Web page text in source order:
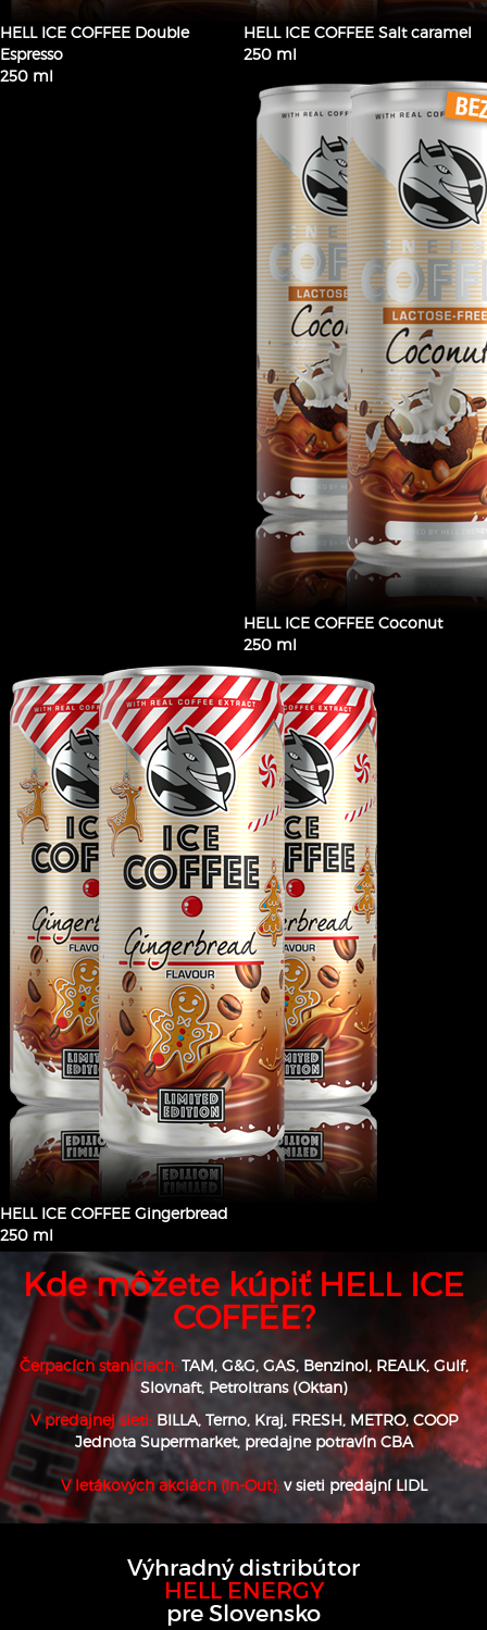
HELL ICE COFFEE Double
Espresso
250 ml
HELL ICE COFFEE Salt caramel
250 ml
HELL ICE COFFEE Coconut
250 ml
HELL ICE COFFEE Gingerbread
250 ml
Kde môžete kúpiť HELL ICE
COFFEE?
Čerpacích staniciach: TAM, G&G, GAS, Benzinol,REALK, Gulf,
Slovnaft, Petroltrans (Oktan)
V predajnej sieti: BILLA, Terno, Kraj, FRESH, METRO,COOP
Jednota Supermarket,predajne potravín CBA
V letákových akciách (In-Out): v sieti predajní LIDL
Výhradný distribútor
HELL ENERGY
pre Slovensko